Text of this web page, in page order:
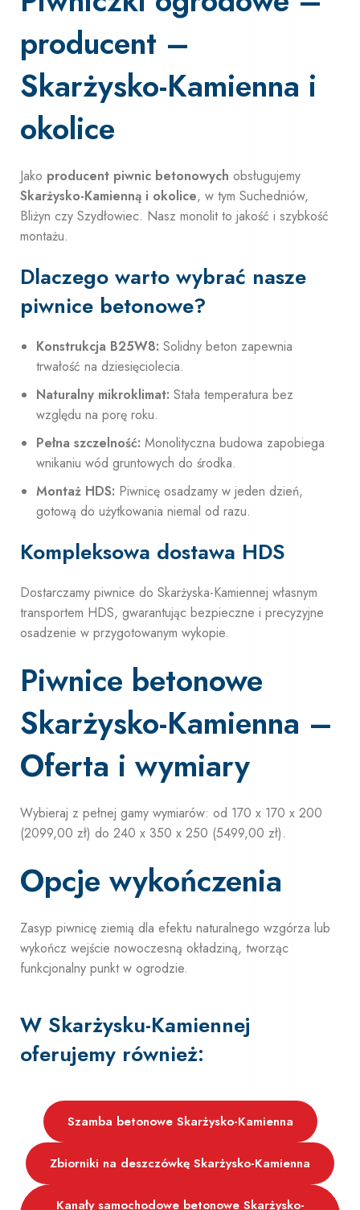
producent –
Skarżysko-Kamienna i
okolice
Jako producent piwnic betonowych obsługujemy
Skarżysko-Kamienną i okolice, w tym Suchedniów,
Bliżyn czy Szydłowiec. Nasz monolit to jakość i szybkość
montażu.
Dlaczego warto wybrać nasze
piwnice betonowe?
Konstrukcja B25W8: Solidny beton zapewnia
trwałość na dziesięciolecia.
Naturalny mikroklimat: Stała temperatura bez
względu na porę roku.
Pełna szczelność: Monolityczna budowa zapobiega
wnikaniu wód gruntowych do środka.
Montaż HDS: Piwnicę osadzamy w jeden dzień,
gotową do użytkowania niemal od razu.
Kompleksowa dostawa HDS
Dostarczamy piwnice do Skarżyska-Kamiennej własnym
transportem HDS, gwarantując bezpieczne i precyzyjne
osadzenie w przygotowanym wykopie.
Piwnice betonowe
Skarżysko-Kamienna –
Oferta i wymiary
Wybieraj z pełnej gamy wymiarów: od 170 x 170 x 200
(2099,00 zł) do 240 x 350 x 250 (5499,00 zł).
Opcje wykończenia
Zasyp piwnicę ziemią dla efektu naturalnego wzgórza lub
wykończ wejście nowoczesną okładziną, tworząc
funkcjonalny punkt w ogrodzie.
W Skarżysku-Kamiennej
oferujemy również:
Szamba betonowe Skarżysko-Kamienna
Zbiorniki na deszczówkę Skarżysko-Kamienna
Kanały samochodowe betonowe Skarżysko-